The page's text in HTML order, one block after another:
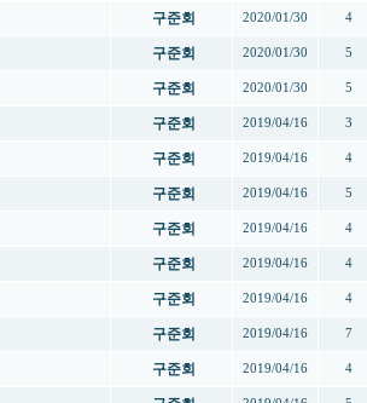
구준회 2020/01/30 4
구준회 2020/01/30 5
구준회 2020/01/30 5
구준회 2019/04/16 3
구준회 2019/04/16 4
구준회 2019/04/16 5
구준회 2019/04/16 4
구준회 2019/04/16 4
구준회 2019/04/16 4
구준회 2019/04/16 7
구준회 2019/04/16 4